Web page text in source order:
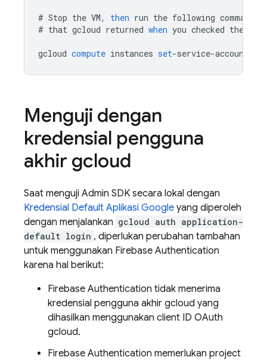
# Stop the VM, then run the following command
# that gcloud returned when you checked the
gcloud compute instances set-service-account
Menguji dengan
kredensial pengguna
akhir gcloud
Saat menguji Admin SDK secara lokal dengan
Kredensial Default Aplikasi Google yang diperoleh
dengan menjalankan gcloud auth application-
default login , diperlukan perubahan tambahan
untuk menggunakan Firebase Authentication
karena hal berikut:
Firebase Authentication tidak menerima
kredensial pengguna akhir gcloud yang
dihasilkan menggunakan client ID OAuth
gcloud.
Firebase Authentication memerlukan project